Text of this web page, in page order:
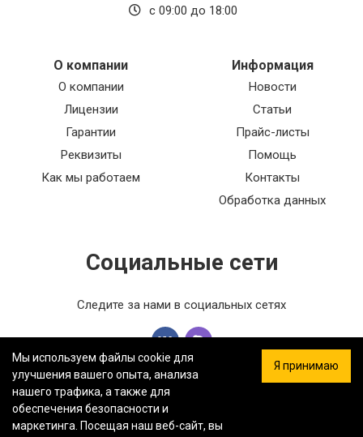
обеспечивая надежное и бесперебойное
Выключатель автоматический S2X 80 Im
с 09:00 до 18:00
О компании
О компании
Лицензии
Гарантии
Реквизиты
Как мы работаем
Информация
Новости
Статьи
Прайс-листы
Помощь
Контакты
Обработка данных
Социальные сети
Следите за нами в социальных сетях
ООО «ФЕРСТ МАСТЕР» — Информация на сайте не является
Мы используем файлы cookie для
улучшения вашего опыта, анализа
нашего трафика, а также для
обеспечения безопасности и
маркетинга. Посещая наш веб-сайт, вы
Я принимаю